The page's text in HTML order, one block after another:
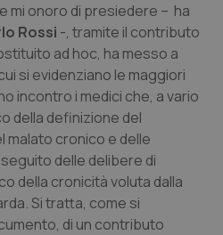
mi onoro di presiedere – ha
Rossi -, tramite il contributo
ad hoc, ha messo a
si evidenziano le maggiori
incontro i medici che, a vario
della definizione del
cronico e delle
delle delibere di
della cronicità voluta dalla
Si tratta, come si
di un contributo